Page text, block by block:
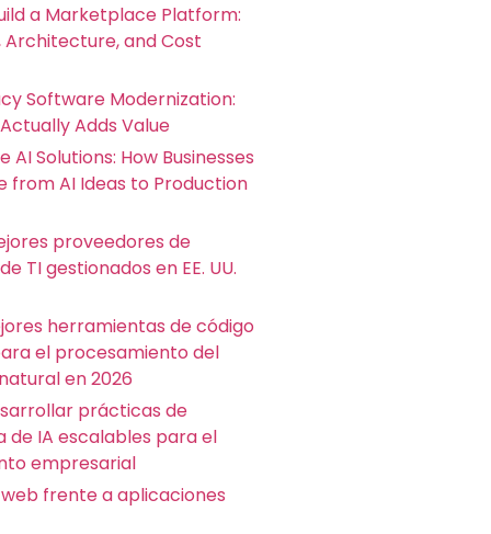
a Marketplace Platform:
Architecture, and Cost
Software Modernization:
Adds Value
AI Solutions: How Businesses
from AI Ideas to Production
proveedores de
TI gestionados en EE. UU.
herramientas de código
el procesamiento del
en 2026
prácticas de
de IA escalables para el
empresarial
frente a aplicaciones